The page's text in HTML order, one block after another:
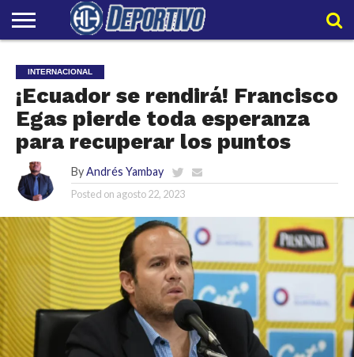
NACIONAL
INTERNACIONAL
EMBAJADORES
POLIDEPORTIVO
POLÍTICAS
DE
PRIVACIDAD
CONTACTO
HIT
EQUIPO
HIT
INTERNACIONAL
¡Ecuador se rendirá! Francisco
Egas pierde toda esperanza
para recuperar los puntos
By Andrés Yambay
Posted on agosto 22, 2023